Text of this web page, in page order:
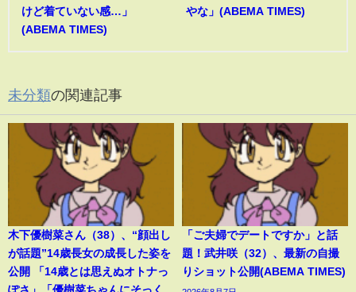
けど着ていない感…」
(ABEMA TIMES)
やな」(ABEMA TIMES)
未分類の関連記事
木下優樹菜さん（38）、“顔出し
が話題”14歳長女の成長した姿を
公開 「14歳とは思えぬオトナっ
ぽさ」「優樹菜ちゃんにそっく
「ご夫婦でデートですか」と話
題！武井咲（32）、最新の自撮
りショット公開(ABEMA TIMES)